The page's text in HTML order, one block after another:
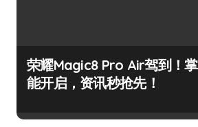
荣耀Magic8 Pro Air驾到！
能开启，资讯秒抢先！